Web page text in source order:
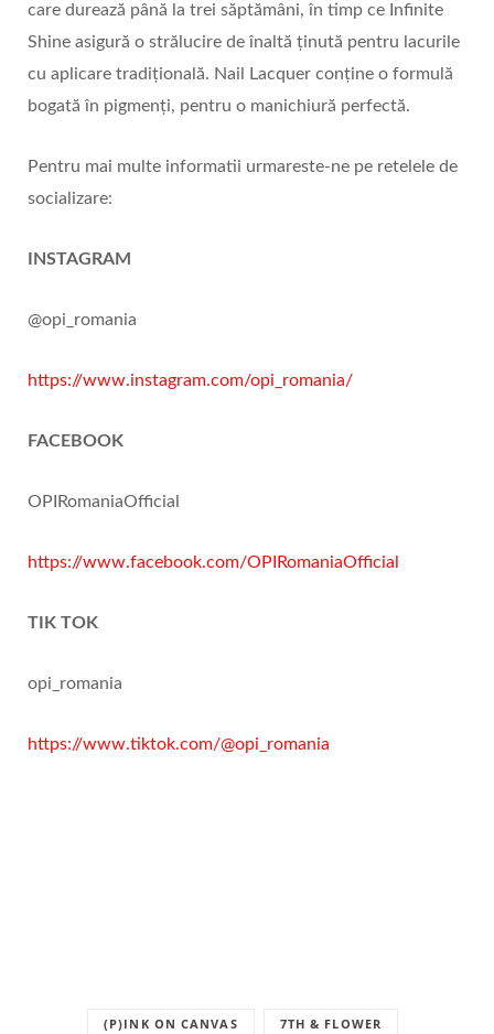
care durează până la trei săptămâni, în timp ce Infinite
Shine asigură o strălucire de înaltă ținută pentru lacurile
cu aplicare tradițională. Nail Lacquer conține o formulă
bogată în pigmenți, pentru o manichiură perfectă.
Pentru mai multe informatii urmareste-ne pe retelele de
socializare:
INSTAGRAM
@opi_romania
https://www.instagram.com/opi_romania/
FACEBOOK
OPIRomaniaOfficial
https://www.facebook.com/OPIRomaniaOfficial
TIK TOK
opi_romania
https://www.tiktok.com/@opi_romania
(P)INK ON CANVAS 7TH & FLOWER